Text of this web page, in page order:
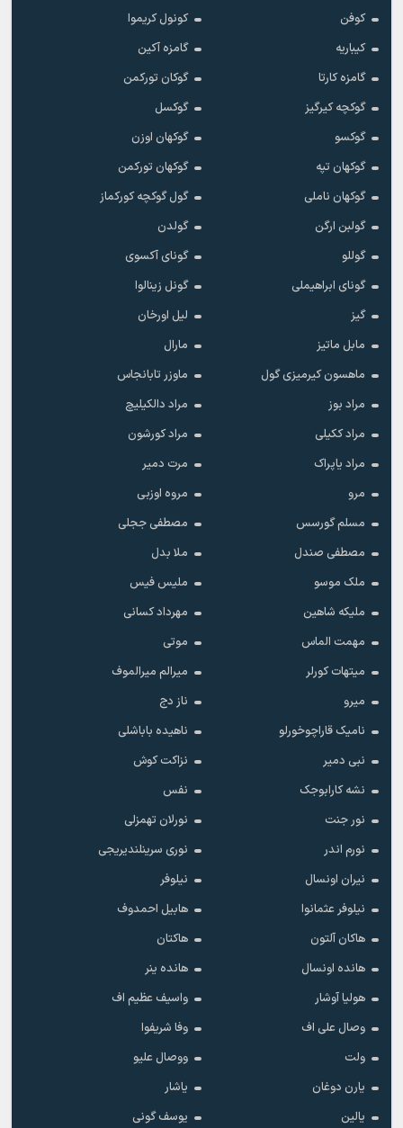
کوفن
کونول کریموا
کیباریه
گامزه آکین
گامزه کارتا
گوکان تورکمن
گوکچه کیرگیز
گوکسل
گوکسو
گوکهان اوزن
گوکهان تپه
گوکهان تورکمن
گوکهان ناملی
گول گوکچه کورکماز
گولبن ارگن
گولدن
گوللو
گونای آکسوی
گونای ابراهیملی
گونل زینالوا
گیز
لیل اورخان
مابل ماتیز
مارال
ماهسون کیرمیزی گول
ماوزر تابانجاس
مراد بوز
مراد دالکیلیچ
مراد ککیلی
مراد کورشون
مراد یاپراک
مرت دمیر
مرو
مروه اوزبی
مسلم گورسس
مصطفی ججلی
مصطفی صندل
ملا بدل
ملک موسو
ملیس فیس
ملیکه شاهین
مهرداد کسانی
مهمت الماس
موتی
میتهات کورلر
میرالم میرالموف
میرو
ناز دج
نامیک قاراچوخورلو
ناهیده باباشلی
نبی دمیر
نزاکت کوش
نشه کارابوجک
نفس
نور جنت
نورلان تهمزلی
نورم اندر
نوری سرینلندیریجی
نیران اونسال
نیلوفر
نیلوفر عثمانوا
هابیل احمدوف
هاکان آلتون
هاکتان
هانده اونسال
هانده ینر
هولیا آوشار
واسیف عظیم اف
وصال علی اف
وفا شریفوا
ولت
ووصال علیو
یارن دوغان
یاشار
یالین
یوسف گونی